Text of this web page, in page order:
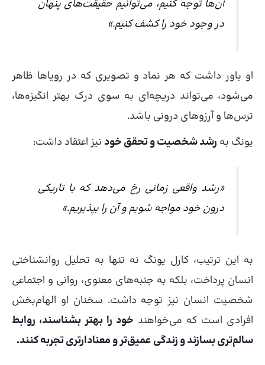
آن‌ها توجه کنیم، می‌توانیم حقیقت‌های پنهان
در وجود خود را کشف کنیم.»
او باور داشت که هر نماد و تصویری که در رویاها ظاهر
می‌شود، می‌تواند دریچه‌ای به سوی درک بهتر انگیزه‌ها،
ترس‌ها و آرزوهای درونی باشد.
یونگ به رشد شخصیت و تحقق خود نیز اعتقاد داشت:
«رشد واقعی زمانی رخ می‌دهد که با تاریکی
درون خود مواجه شویم و آن را بپذیریم.»
به این ترتیب، کارل یونگ نه تنها به تحلیل روانشناختی
انسان پرداخت، بلکه به جنبه‌های معنوی، روانی و اجتماعی
شخصیت انسان نیز توجه داشت. سخنان او الهام‌بخش
افرادی است که می‌خواهند خود را بهتر بشناسند، روابط
سالم‌تری بسازند و زندگی عمیق‌تر و معنادارتری تجربه کنند.